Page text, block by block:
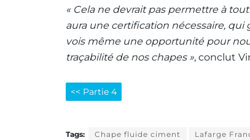
« Cela ne devrait pas permettre à
aura une certification nécessaire,
vois même une opportunité pour
traçabilité de nos chapes », conclut
<< Partie 4
Tags: Chape fluide ciment Lafarge